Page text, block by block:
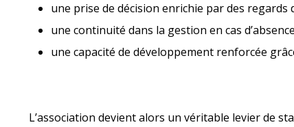
une prise de décision enrichie par des regards
une continuité dans la gestion en cas
une capacité de développement renforcée
L’association devient alors un véritable levier de